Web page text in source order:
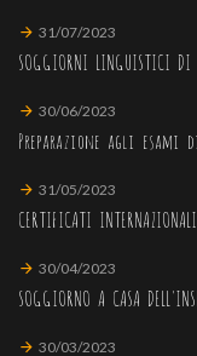
31/07/2023
SOGGIORNI LINGUISTICI DI
30/06/2023
Preparazione agli esami
31/05/2023
CERTIFICATI
30/04/2023
SOGGIORNO A CASA
30/03/2023